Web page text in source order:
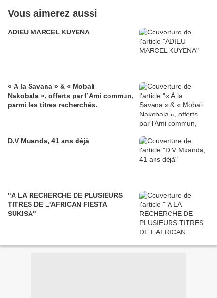
Vous aimerez aussi
ADIEU MARCEL KUYENA
« À la Savana » & « Mobali
Nakobala », offerts par l’Ami commun,
parmi les titres recherchés.
D.V Muanda, 41 ans déjà
"A LA RECHERCHE DE PLUSIEURS
TITRES DE L'AFRICAN FIESTA
SUKISA"